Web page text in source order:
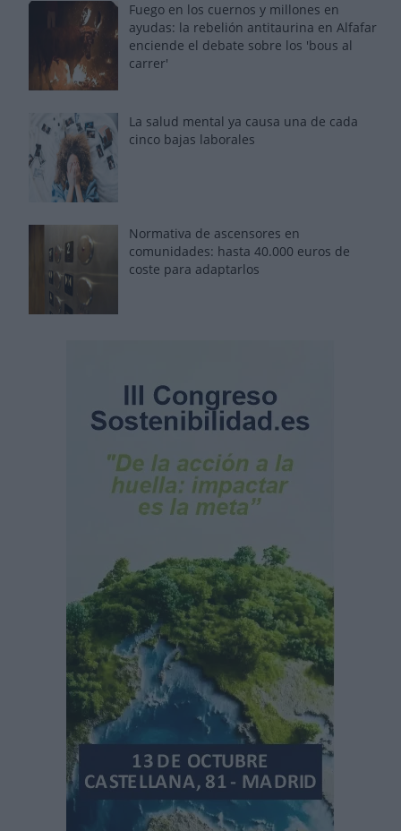
Fuego en los cuernos y millones en
ayudas: la rebelión antitaurina en Alfafar
enciende el debate sobre los 'bous al
carrer'
La salud mental ya causa una de cada
cinco bajas laborales
Normativa de ascensores en
comunidades: hasta 40.000 euros de
coste para adaptarlos